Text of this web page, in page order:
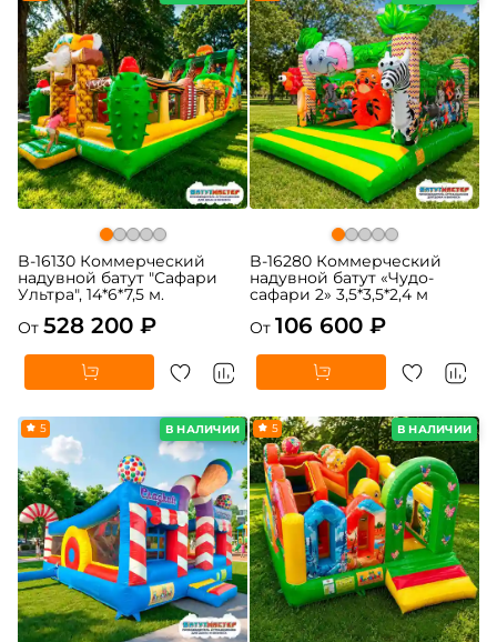
B-16130 Коммерческий
надувной батут "Сафари
Ультра", 14*6*7,5 м.
От 528 200 ₽
B-16280 Коммерческий
надувной батут «Чудо-
сафари 2» 3,5*3,5*2,4 м
От 106 600 ₽
В НАЛИЧИИ
5 В НАЛИЧИИ
5